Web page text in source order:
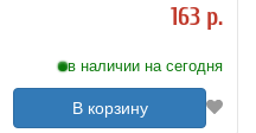
163 р.
в наличии на сегодня
В корзину